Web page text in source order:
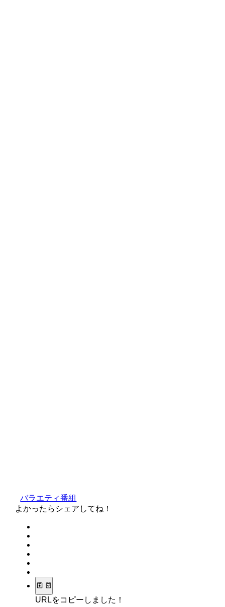
バラエティ番組
よかったらシェアしてね！
URLをコピーしました！